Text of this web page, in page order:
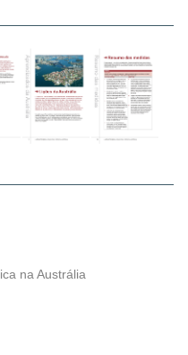
na Austrália